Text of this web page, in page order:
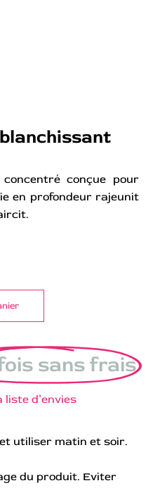
conçue pour
en profondeur rajeunit
sans frais
d’envies
utiliser matin et soir.
du produit. Eviter